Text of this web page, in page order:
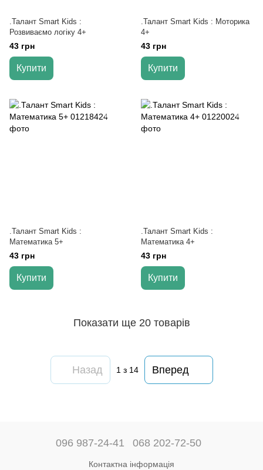
.Талант Smart Kids :
Розвиваємо логіку 4+
43 грн
Купити
.Талант Smart Kids : Моторика
4+
43 грн
Купити
.Талант Smart Kids :
Математика 5+
43 грн
Купити
.Талант Smart Kids :
Математика 4+
43 грн
Купити
Показати ще 20 товарів
Назад 1 з 14 Вперед
096 987-24-41 068 202-72-50
Контактна інформація